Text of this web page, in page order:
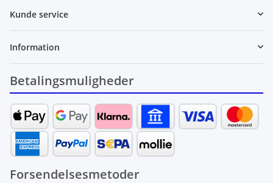
Kunde service
Information
Betalingsmuligheder
Forsendelsesmetoder